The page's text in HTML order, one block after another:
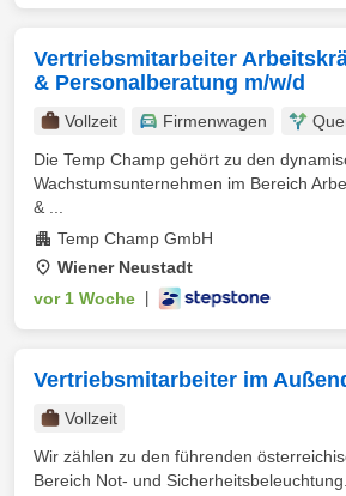
Vertriebsmitarbeiter
& Personalberatung m/w/d
Vollzeit Firmenwagen
Die Temp Champ gehört zu den
Wachstumsunternehmen im Bereich
& ...
Temp Champ GmbH
Wiener Neustadt
vor 1 Woche
Vertriebsmitarbeiter im
Vollzeit
Wir zählen zu den führenden
Bereich Not- und